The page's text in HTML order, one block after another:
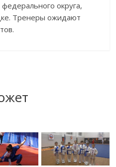
округа,
Тренеры ожидают